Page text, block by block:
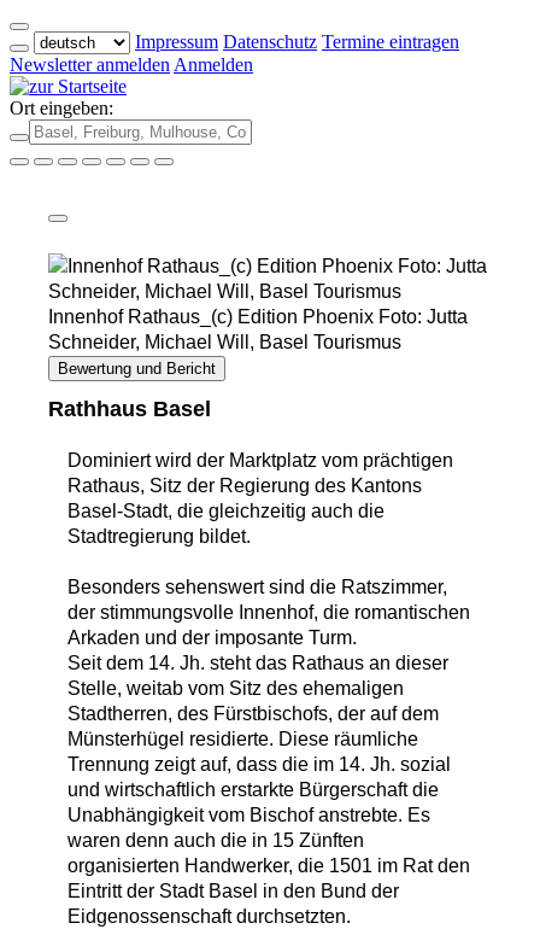
Impressum Datenschutz Termine eintragen
Newsletter anmelden Anmelden
Ort eingeben:
Innenhof Rathaus_(c) Edition Phoenix Foto: Jutta
Schneider, Michael Will, Basel Tourismus
Bewertung und Bericht
Rathhaus Basel
Dominiert wird der Marktplatz vom prächtigen
Rathaus, Sitz der Regierung des Kantons
Basel-Stadt, die gleichzeitig auch die
Stadtregierung bildet.
Besonders sehenswert sind die Ratszimmer,
der stimmungsvolle Innenhof, die romantischen
Arkaden und der imposante Turm.
Seit dem 14. Jh. steht das Rathaus an dieser
Stelle, weitab vom Sitz des ehemaligen
Stadtherren, des Fürstbischofs, der auf dem
Münsterhügel residierte. Diese räumliche
Trennung zeigt auf, dass die im 14. Jh. sozial
und wirtschaftlich erstarkte Bürgerschaft die
Unabhängigkeit vom Bischof anstrebte. Es
waren denn auch die in 15 Zünften
organisierten Handwerker, die 1501 im Rat den
Eintritt der Stadt Basel in den Bund der
Eidgenossenschaft durchsetzten.